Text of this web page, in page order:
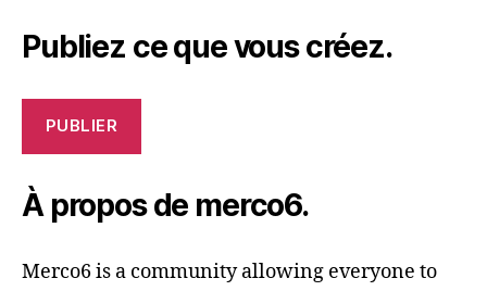
Publiez ce que vous créez.
PUBLIER
À propos de merco6.
Merco6 is a community allowing everyone to